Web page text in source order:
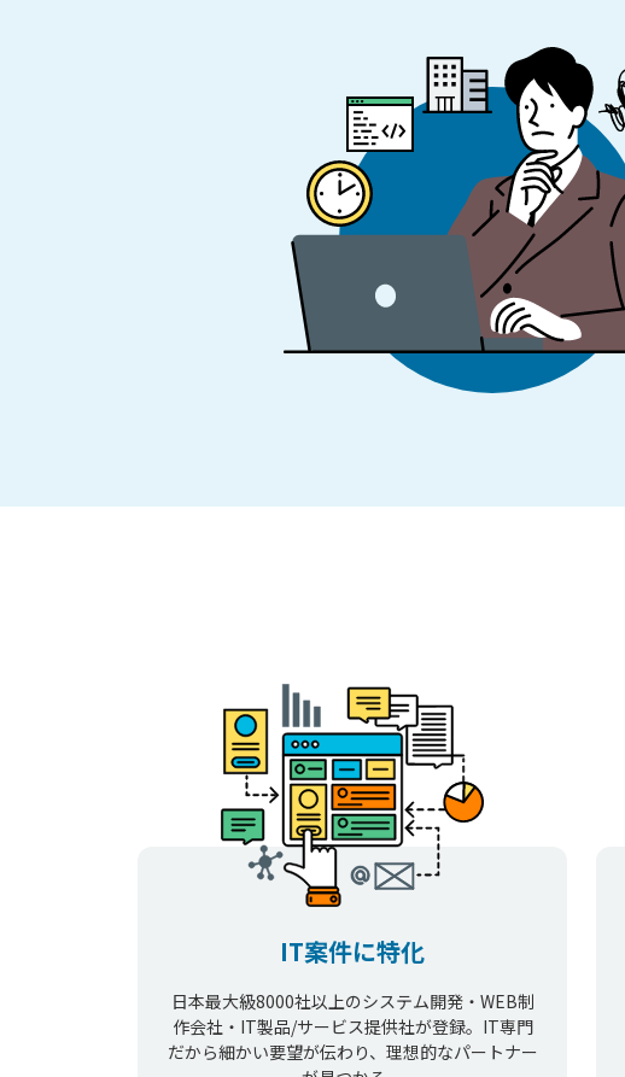
IT案件に特化
日本最大級8000社以上のシステム開発・WEB制
作会社・IT製品/サービス提供社が登録。IT専門
だから細かい要望が伝わり、理想的なパートナー